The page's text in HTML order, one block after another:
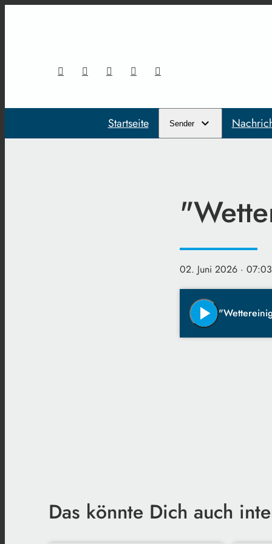
Startseite Sender
02. Juni 2026 ·
play_arrow
Das könnte Dich auch